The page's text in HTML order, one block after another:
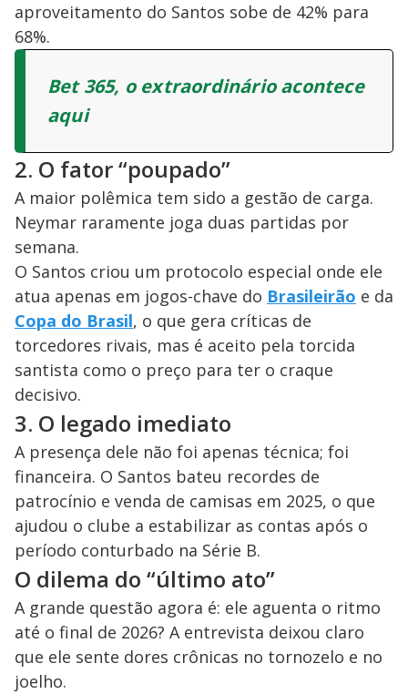
aproveitamento do Santos sobe de 42% para
68%.
Bet 365, o extraordinário acontece
aqui
2. O fator “poupado”
A maior polêmica tem sido a gestão de carga.
Neymar raramente joga duas partidas por
semana.
O Santos criou um protocolo especial onde ele
atua apenas em jogos-chave do Brasileirão e da
Copa do Brasil, o que gera críticas de
torcedores rivais, mas é aceito pela torcida
santista como o preço para ter o craque
decisivo.
3. O legado imediato
A presença dele não foi apenas técnica; foi
financeira. O Santos bateu recordes de
patrocínio e venda de camisas em 2025, o que
ajudou o clube a estabilizar as contas após o
período conturbado na Série B.
O dilema do “último ato”
A grande questão agora é: ele aguenta o ritmo
até o final de 2026? A entrevista deixou claro
que ele sente dores crônicas no tornozelo e no
joelho.